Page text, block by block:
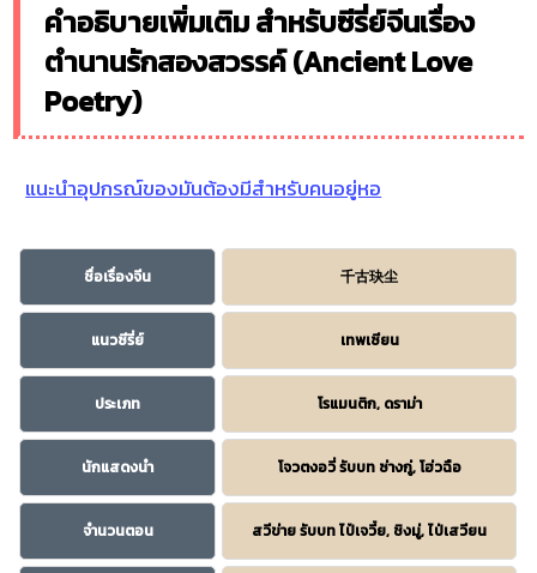
คำอธิบายเพิ่มเติม สำหรับซีรี่ย์จีนเรื่อง
ตำนานรักสองสวรรค์ (Ancient Love
Poetry)
แนะนำอุปกรณ์ของมันต้องมีสำหรับคนอยู่หอ
ชื่อเรื่องจีน 千古玦尘
แนวซีรี่ย์ เทพเซียน
ประเภท โรแมนติก, ดราม่า
นักแสดงนำ โจวตงอวี่ รับบท ซ่างกู่, โฮ่วฉือ
จำนวนตอน สวีข่าย รับบท ไป๋เจวี๋ย, ชิงมู่, ไป่เสวียน